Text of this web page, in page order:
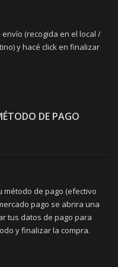
(recogida en el local /
y hacé click en finalizar
DE PAGO
método de pago (efectivo
pago se abrira una
tus datos de pago para
y finalizar la compra.